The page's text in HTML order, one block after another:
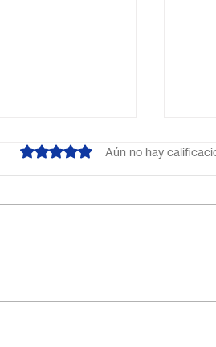
Obtuvo 0 de 5 estrellas.
Aún no hay